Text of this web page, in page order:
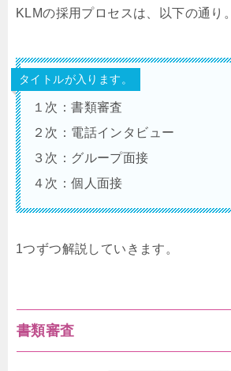
KLMの採用プロセスは、以下の通り。
タイトルが入ります。
１次：書類審査
２次：電話インタビュー
３次：グループ面接
４次：個人面接
1つずつ解説していきます。
書類審査